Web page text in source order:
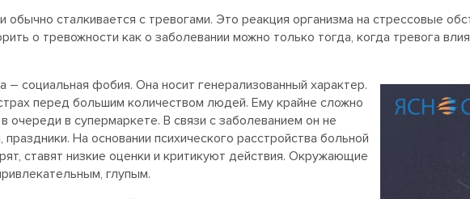
обычно сталкивается с тревогами. Это реакция организма на стрессовые
о тревожности как о заболевании можно только тогда, когда тревога
– социальная фобия. Она носит генерализованный характер.
перед большим количеством людей. Ему крайне сложно
очереди в супермаркете. В связи с заболеванием он не
На основании психического расстройства больной
ставят низкие оценки и критикуют действия. Окружающие
глупым.